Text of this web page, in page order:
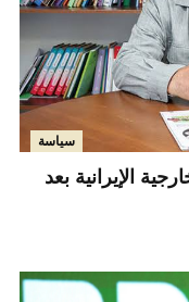
سياسة
الإيرانية بعد